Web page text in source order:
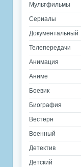
Мультфильмы
Сериалы
Документальный
Телепередачи
Анимация
Аниме
Боевик
Биография
Вестерн
Военный
Детектив
Детский